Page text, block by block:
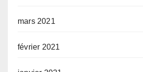
mars 2021
février 2021